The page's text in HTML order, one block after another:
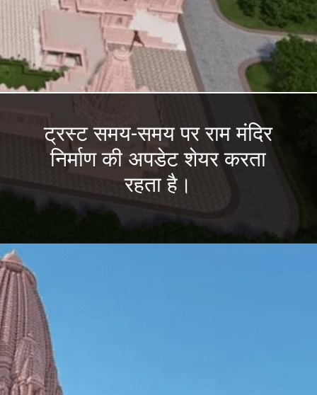
ट्रस्ट समय-समय पर राम मंदिर
निर्माण की अपडेट शेयर करता
रहता है।